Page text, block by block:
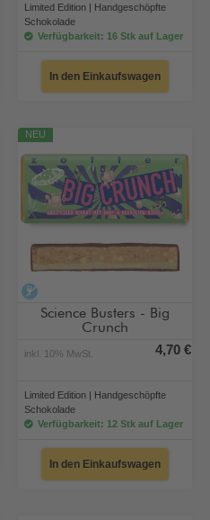
Limited Edition | Handgeschöpfte
Schokolade
Verfügbarkeit: 16 Stk auf Lager
In den Einkaufswagen
NEU
Science Busters - Big
Crunch
inkl. 10% MwSt. 4,70 €
Limited Edition | Handgeschöpfte
Schokolade
Verfügbarkeit: 12 Stk auf Lager
In den Einkaufswagen